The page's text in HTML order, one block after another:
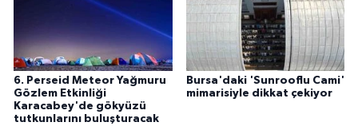
6. Perseid Meteor Yağmuru
Gözlem Etkinliği
Karacabey'de gökyüzü
tutkunlarını buluşturacak
Bursa'daki 'Sunrooflu Cami'
mimarisiyle dikkat çekiyor